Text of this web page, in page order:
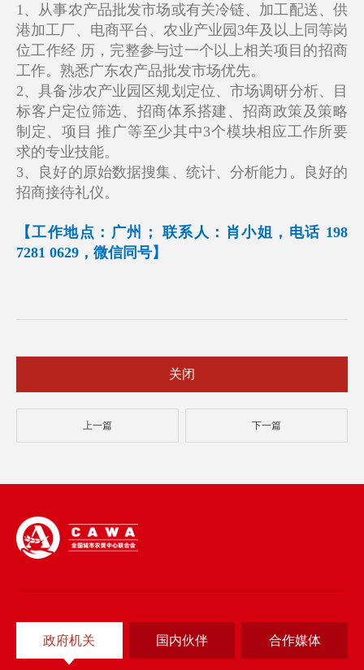
1、从事农产品批发市场或有关冷链、加工配送、供
港加工厂、电商平台、农业产业园3年及以上同等岗
位工作经 历，完整参与过一个以上相关项目的招商
工作。熟悉广东农产品批发市场优先。
2、具备涉农产业园区规划定位、市场调研分析、目
标客户定位筛选、招商体系搭建、招商政策及策略
制定、项目 推广等至少其中3个模块相应工作所要
求的专业技能。
3、良好的原始数据搜集、统计、分析能力。良好的
招商接待礼仪。
【工作地点：广州； 联系人：肖小姐，电话 198
7281 0629，微信同号】
关闭
上一篇 下一篇
政府机关 国内伙伴 合作媒体